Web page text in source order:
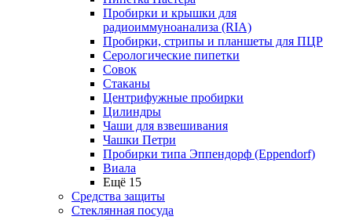
Пробирки и крышки для
радиоиммуноанализа (RIA)
Пробирки, стрипы и планшеты для ПЦР
Серологические пипетки
Совок
Стаканы
Центрифужные пробирки
Цилиндры
Чаши для взвешивания
Чашки Петри
Пробирки типа Эппендорф (Eppendorf)
Виала
Ещё 15
Средства защиты
Стеклянная посуда